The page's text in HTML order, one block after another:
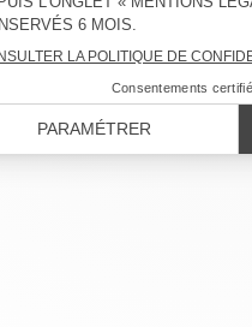
MENTIONS LÉGALES